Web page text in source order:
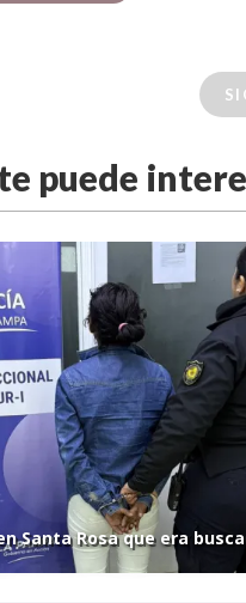
puede
Santa Rosa que era